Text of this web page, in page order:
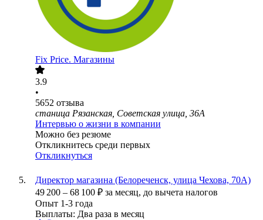
Fix Price. Магазины
3.9
•
5652 отзыва
станица Рязанская, Советская улица, 36А
Интервью о жизни в компании
Можно без резюме
Откликнитесь среди первых
Откликнуться
Директор магазина (Белореченск, улица Чехова, 70А)
49 200 – 68 100 ₽ за месяц, до вычета налогов
Опыт 1-3 года
Выплаты: Два раза в месяц